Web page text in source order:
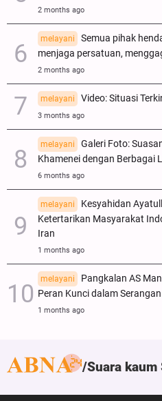
2 months ago
melayani
Semua pihak
menjaga persatuan,
2 months ago
melayani Video: Situasi
3 months ago
melayani
Galeri Foto:
Khamenei dengan Berbagai
6 months ago
melayani
Kesyahidan
Ketertarikan Masyarakat
Iran
1 months ago
melayani
Pangkalan AS
Peran Kunci dalam
1 months ago
Suara